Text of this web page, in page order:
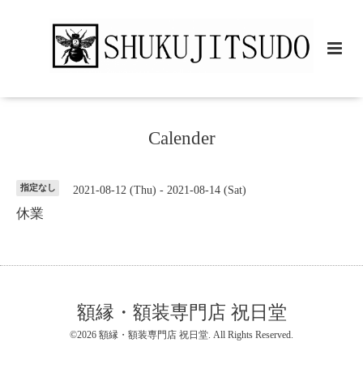
Calender
指定なし 2021-08-12 (Thu) - 2021-08-14 (Sat)
休業
額縁・額装専門店 祝日堂
©2026 額縁・額装専門店 祝日堂 . All Rights Reserved.